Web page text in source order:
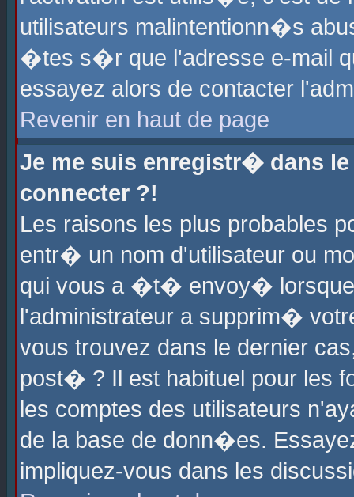
utilisateurs malintentionn�s
�tes s�r que l'adresse e-mail
essayez alors de contacter
Revenir en haut de page
Je me suis enregistr� dans
connecter ?!
Les raisons les plus probables
entr� un nom d'utilisateur ou
qui vous a �t� envoy�
l'administrateur a supprim�
vous trouvez dans le dernier
post� ? Il est habituel pour les
les comptes des utilisateurs
de la base de donn�es.
impliquez-vous dans les